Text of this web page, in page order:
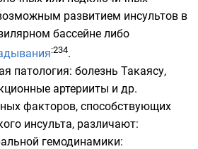
развитием инсультов в
бассейне либо
:234.
патология: болезнь Такаясу,
артерииты и др.
факторов, способствующих
инсульта, различают:
гемодинамики: